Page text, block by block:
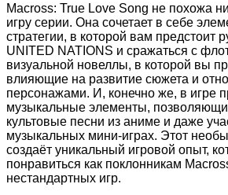
Macross: True Love Song не похожа
игру серии. Она сочетает в себе
стратегии, в которой вам предстоит
UNITED NATIONS и сражаться с
визуальной новеллы, в которой вы
влияющие на развитие сюжета и
персонажами. И, конечно же, в игре
музыкальные элементы,
культовые песни из аниме и даже
музыкальных мини-играх. Этот
создаёт уникальный игровой опыт,
понравиться как поклонникам
нестандартных игр.